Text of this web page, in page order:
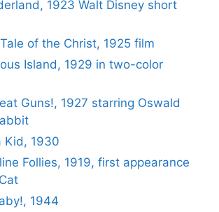
1923 Walt Disney short
of the Christ, 1925 film
Island, 1929 in two-color
Guns!, 1927 starring Oswald
Kid, 1930
Follies, 1919, first appearance
1944